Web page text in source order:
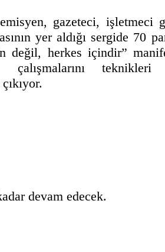
gazeteci, işletmeci
yer aldığı sergide 70
değil, herkes içindir”
teknikleri
devam edecek.